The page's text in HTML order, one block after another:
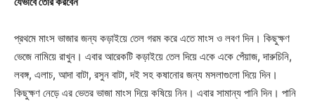
প্রথমে মাংস ভাজার জন্য কড়াইয়ে তেল গরম করে এতে মাংস ও লবণ দিন। কিছুক্ষণ
ভেজে নামিয়ে রাখুন। এবার আরেকটি কড়াইয়ে তেল দিয়ে একে একে পেঁয়াজ, দারুচিনি,
লবঙ্গ, এলাচ, আদা বাটা, রসুন বাটা, দই সহ কষানোর জন্য মসলাগুলো দিয়ে দিন।
কিছুক্ষণ নেড়ে এর ভেতর ভাজা মাংস দিয়ে কষিয়ে নিন। এবার সামান্য পানি দিন। পানি